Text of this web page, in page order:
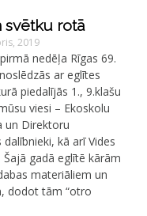
svētku rotā
2019
nedēļa Rīgas 69.
ar eglītes
piedalījās 1., 9.klašu
viesi – Ekoskolu
un Direktoru
kā arī Vides
gadā eglītē kārām
materiāliem un
dodot tām “otro